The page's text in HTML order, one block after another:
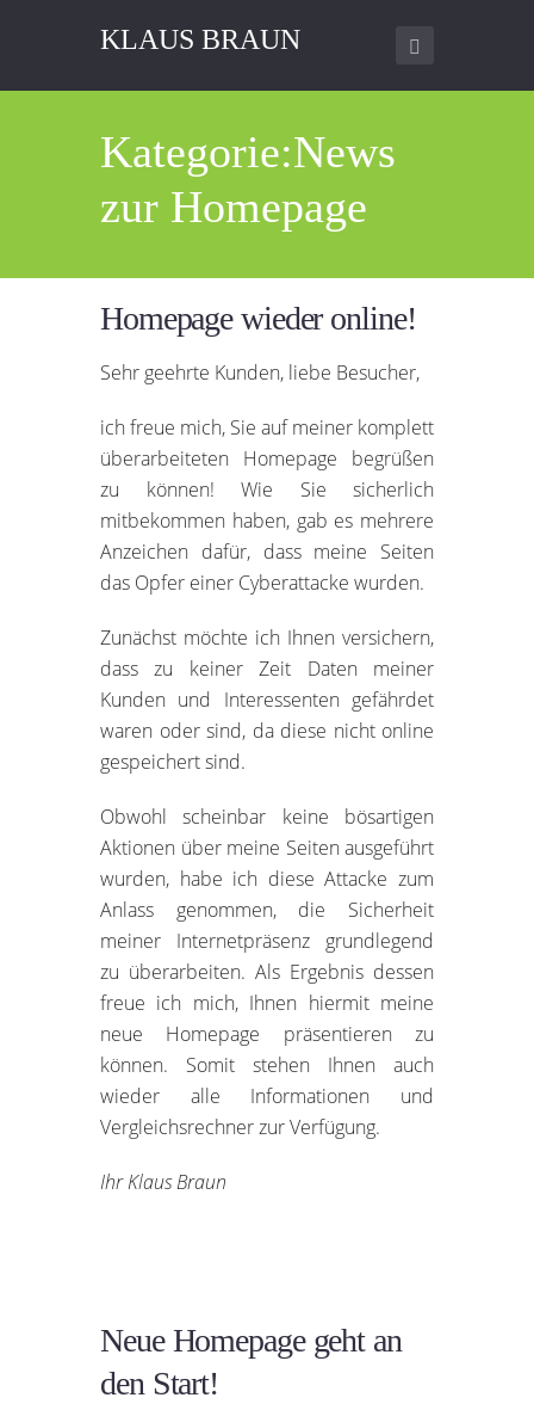
KLAUS BRAUN
Kategorie:News
zur Homepage
Homepage wieder online!
Sehr geehrte Kunden, liebe Besucher,
ich freue mich, Sie auf meiner komplett
überarbeiteten Homepage begrüßen
zu können! Wie Sie sicherlich
mitbekommen haben, gab es mehrere
Anzeichen dafür, dass meine Seiten
das Opfer einer Cyberattacke wurden.
Zunächst möchte ich Ihnen versichern,
dass zu keiner Zeit Daten meiner
Kunden und Interessenten gefährdet
waren oder sind, da diese nicht online
gespeichert sind.
Obwohl scheinbar keine bösartigen
Aktionen über meine Seiten ausgeführt
wurden, habe ich diese Attacke zum
Anlass genommen, die Sicherheit
meiner Internetpräsenz grundlegend
zu überarbeiten. Als Ergebnis dessen
freue ich mich, Ihnen hiermit meine
neue Homepage präsentieren zu
können. Somit stehen Ihnen auch
wieder alle Informationen und
Vergleichsrechner zur Verfügung.
Ihr Klaus Braun
Neue Homepage geht an
den Start!